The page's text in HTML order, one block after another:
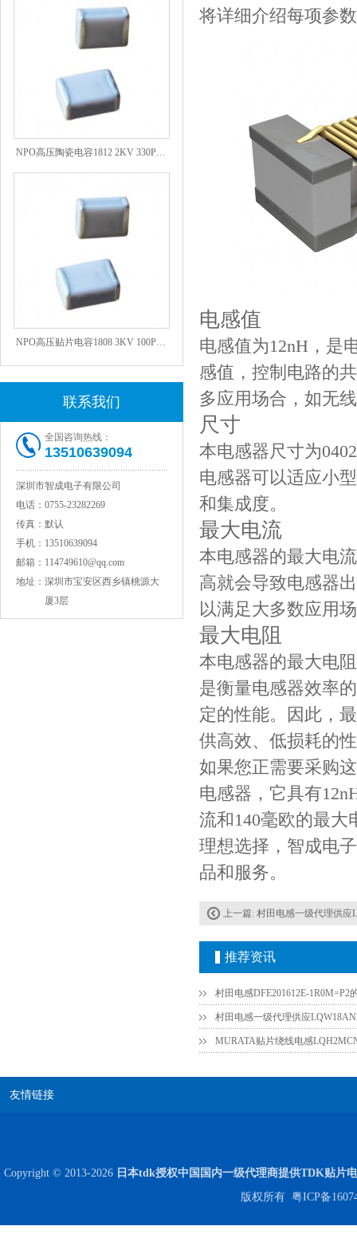
联系我们
全国咨询热线：
13510639094
深圳市智成电子有限公司
电话： 0755-23282269
传真： 默认
手机： 13510639094
邮箱： 114749610@qq.com
地址： 深圳市宝安区西乡镇桃源大
厦3层
将详细介绍每项参
电感值
电感值为12nH，是
感值，控制电路的
多应用场合，如无
尺寸
本电感器尺寸为
电感器可以适应小
和集成度。
最大电流
本电感器的最大电
高就会导致电感器
以满足大多数应用
最大电阻
本电感器的最大电
是衡量电感器效率
定的性能。因此，
供高效、低损耗的
如果您正需要采购
电感器，它具有
流和140毫欧的最
理想选择，智成电
品和服务。
上一篇: 村田电感一级代理供应
推荐资讯
村田电感DFE201612E-1R0M=P2
村田电感一级代理供应
MURATA贴片绕线电感
友情链接
Copyright © 2013-2026 日本tdk授权中国国内一级代理商提供TDK贴片
版权所有 粤ICP备